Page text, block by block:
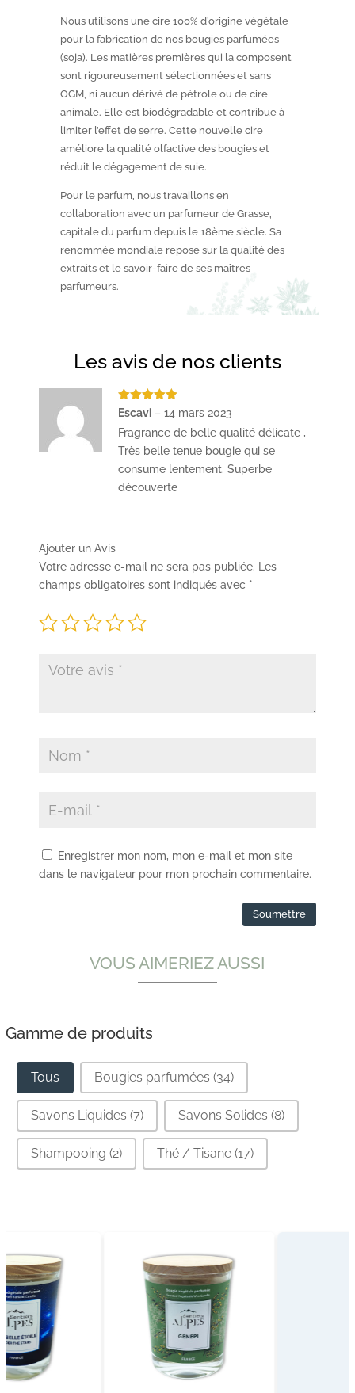
Nous utilisons une cire 100% d’origine végétale
pour la fabrication de nos bougies parfumées
(soja). Les matières premières qui la composent
sont rigoureusement sélectionnées et sans
OGM, ni aucun dérivé de pétrole ou de cire
animale. Elle est biodégradable et contribue à
limiter l’effet de serre. Cette nouvelle cire
améliore la qualité olfactive des bougies et
réduit le dégagement de suie.
Pour le parfum, nous travaillons en
collaboration avec un parfumeur de Grasse,
capitale du parfum depuis le 18ème siècle. Sa
renommée mondiale repose sur la qualité des
extraits et le savoir-faire de ses maîtres
parfumeurs.
Les avis de nos clients
Note5sur
Escavi – 14 mars 2023
Fragrance de belle qualité délicate ,
Très belle tenue bougie qui se
consume lentement. Superbe
découverte
Ajouter un Avis
Votre adresse e-mail ne sera pas publiée.
Les
champs obligatoires sont indiqués avec *
Enregistrer mon nom, mon e-mail et mon site
dans le navigateur pour mon prochain commentaire.
VOUS AIMERIEZ AUSSI
Gamme de produits
Gamme de produits
Tous Bougies parfumées (34)
Savons Liquides (7) Savons Solides (8)
Shampooing (2) Thé / Tisane (17)